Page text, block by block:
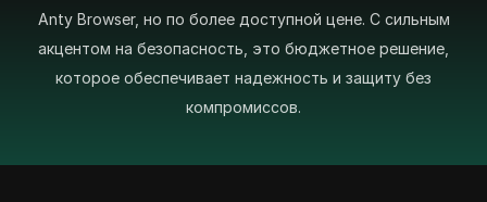
Anty Browser, но по более доступной цене. С сильным
акцентом на безопасность, это бюджетное решение,
которое обеспечивает надежность и защиту без
компромиссов.